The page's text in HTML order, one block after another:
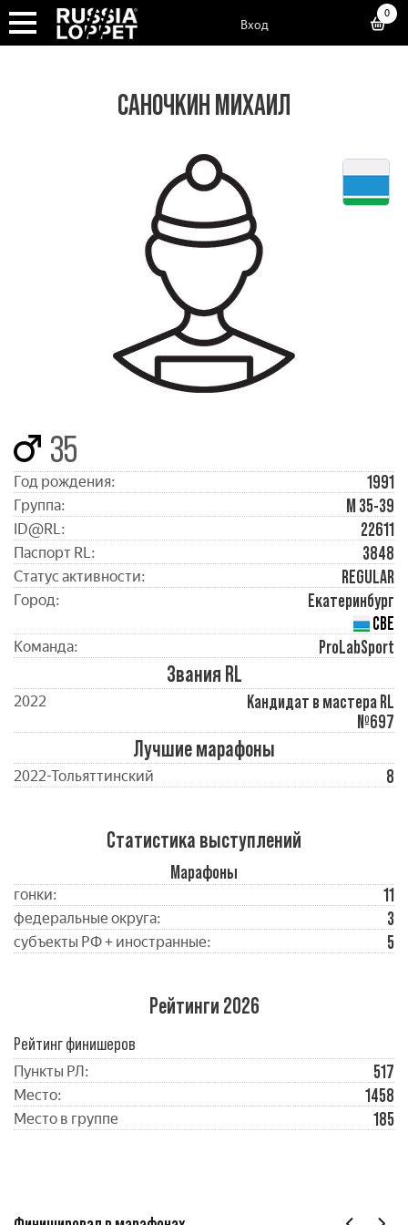
Вход
0
САНОЧКИН МИХАИЛ
35
Год рождения: 1991
Группа: М 35-39
ID@RL: 22611
Паспорт RL: 3848
Статус активности: REGULAR
Город:
Екатеринбург
СВЕ
Команда: ProLabSport
Звания RL
2022
Кандидат в мастера RL
№697
Лучшие марафоны
2022-Тольяттинский 8
Статистика выступлений
Марафоны
гонки: 11
федеральные округа: 3
субъекты РФ + иностранные: 5
Рейтинги 2026
Рейтинг финишеров
Пункты РЛ: 517
Место: 1458
Место в группе 185